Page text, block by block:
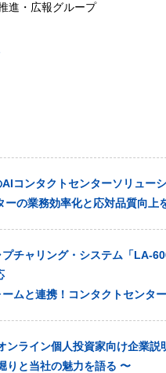
進・広報グループ
コンタクトセンターソリュ
の業務効率化と応対品質向上
プチャリング・システム「
ムと連携！コンタクトセンタ
ンライン個人投資家向け企業説
りと当社の魅力を語る 〜